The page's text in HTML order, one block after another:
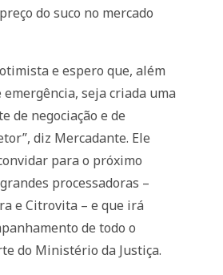
do suco no mercado
e espero que, além
emergência, seja criada uma
de negociação e de
diz Mercadante. Ele
para o próximo
processadoras –
e Citrovita – e que irá
de todo o
do Ministério da Justiça.